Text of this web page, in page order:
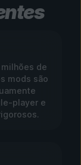
de
mods são
player e